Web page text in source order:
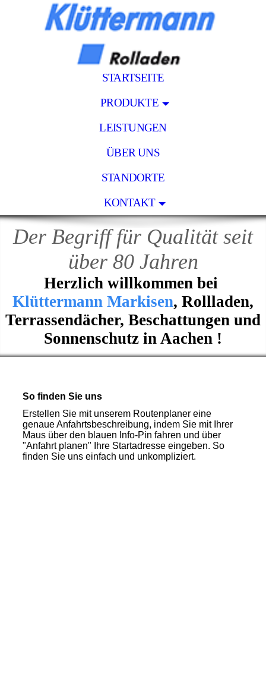
STARTSEITE
PRODUKTE
LEISTUNGEN
ÜBER UNS
STANDORTE
KONTAKT
Der Begriff für Qualität seit
über 80 Jahren
Herzlich willkommen bei
Klüttermann Markisen, Rollladen,
Terrassendächer, Beschattungen und
Sonnenschutz in Aachen !
So finden Sie uns
Erstellen Sie mit unserem Routenplaner eine
genaue Anfahrtsbeschreibung, indem Sie mit Ihrer
Maus über den blauen Info-Pin fahren und über
"Anfahrt planen" Ihre Startadresse eingeben. So
finden Sie uns einfach und unkompliziert.